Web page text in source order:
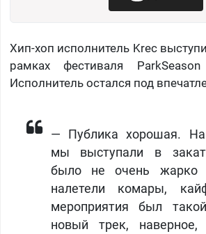
Хип-хоп исполнитель Krec
рамках фестиваля
Исполнитель остался под
— Публика хорошая.
мы выступали в
было не очень
налетели комары,
мероприятия был
новый трек, наверное,